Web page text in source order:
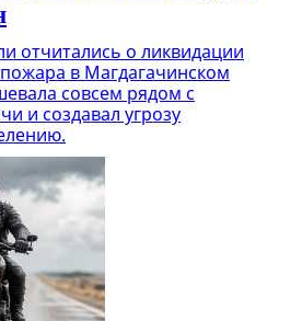
отчитались о ликвидации
в Магдагачинском
совсем рядом с
и создавал угрозу